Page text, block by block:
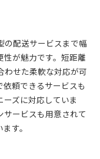
の配送サービスまで幅
が魅力です。短距離
わせた柔軟な対応が可
頼できるサービスも
ズに対応していま
ービスも用意されて
す。